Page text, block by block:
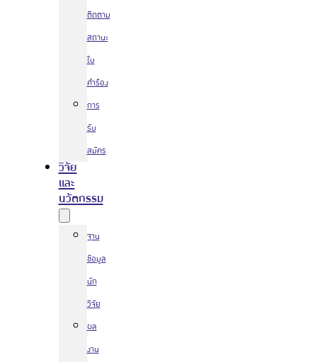
ติดตาม
สถานะ
ใบ
คำร้อง
การ
รับ
สมัคร
วิจัย
และ
นวัตกรรม
ฐาน
ข้อมูล
นัก
วิจัย
ผล
งาน